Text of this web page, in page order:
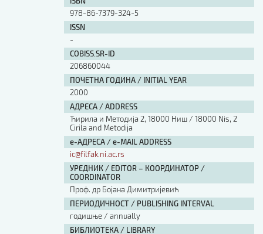
978-86-7379-324-5
ISSN
-
COBISS.SR-ID
206860044
ПОЧЕТНА ГОДИНА / INITIAL YEAR
2000
АДРЕСА / ADDRESS
Ћирила и Методија 2, 18000 Ниш / 18000 Nis, 2
Cirila and Metodija
е-АДРЕСА / e-MAIL ADDRESS
ic@filfak.ni.ac.rs
УРЕДНИК / EDITOR – КООРДИНАТОР /
COORDINATOR
Проф. др Бојана Димитријевић
ПЕРИОДИЧНОСТ / PUBLISHING INTERVAL
годишње / annually
БИБЛИОТЕКА / LIBRARY